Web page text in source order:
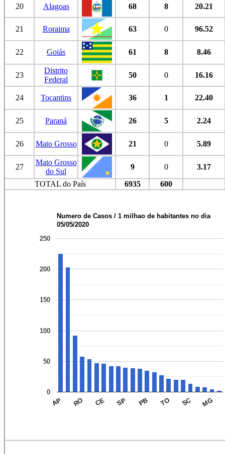
20 Alagoas 68 8 20.21
21 Roraima 63 0 96.52
22 Goiás 61 8 8.46
23
Distrito
Federal
50 0 16.16
24 Tocantins 36 1 22.40
25 Paraná 26 5 2.24
26 Mato Grosso 21 0 5.89
27
Mato Grosso
do Sul
9 0
3.17
TOTAL do País
6935 600
Numero de Casos / 1 milhao de habitantes no dia
05/05/2020
AP RO CE SP PB TO SC MG
0
50
100
150
200
250